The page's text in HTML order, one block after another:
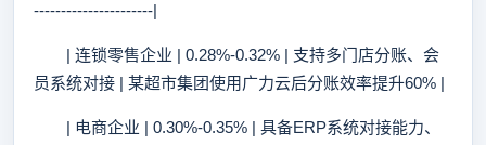
----------------------|
| 连锁零售企业 | 0.28%-0.32% | 支持多门店分账、会
员系统对接 | 某超市集团使用广力云后分账效率提升60% |
| 电商企业 | 0.30%-0.35% | 具备ERP系统对接能力、